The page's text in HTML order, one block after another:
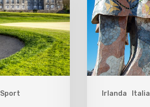
Sport Irlanda Italia